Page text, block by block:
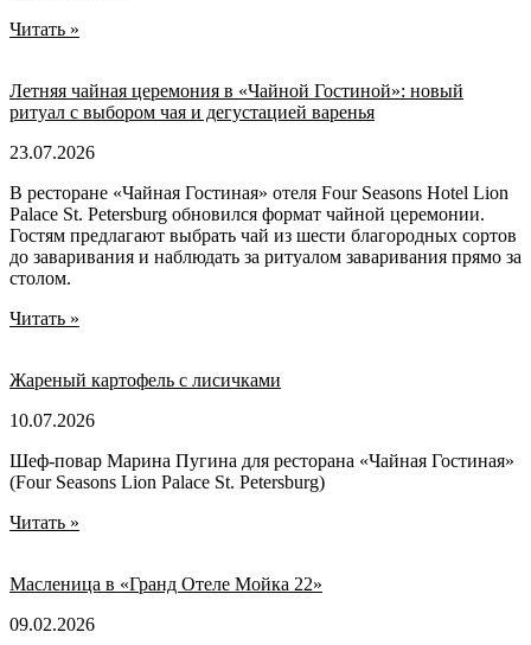
Читать »
Летняя чайная церемония в «Чайной Гостиной»: новый
ритуал с выбором чая и дегустацией варенья
23.07.2026
В ресторане «Чайная Гостиная» отеля Four Seasons Hotel Lion
Palace St. Petersburg обновился формат чайной церемонии.
Гостям предлагают выбрать чай из шести благородных сортов
до заваривания и наблюдать за ритуалом заваривания прямо за
столом.
Читать »
Жареный картофель с лисичками
10.07.2026
Шеф-повар Марина Пугина для ресторана «Чайная Гостиная»
(Four Seasons Lion Palace St. Petersburg)
Читать »
Масленица в «Гранд Отеле Мойка 22»
09.02.2026